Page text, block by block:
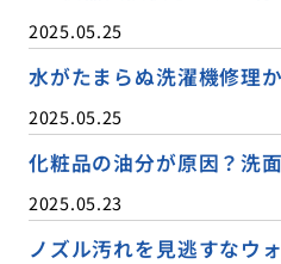
2025.05.25
水がたまらぬ洗濯機修理
2025.05.25
化粧品の油分が原因？洗
2025.05.23
ノズル汚れを見逃すなウ